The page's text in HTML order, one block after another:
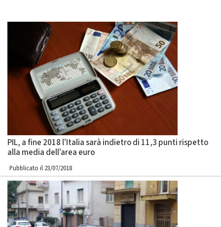
PIL, a fine 2018 l’Italia sarà indietro di 11,3 punti rispetto
alla media dell’area euro
Pubblicato il 23/07/2018